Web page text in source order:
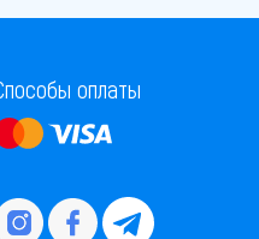
оплаты